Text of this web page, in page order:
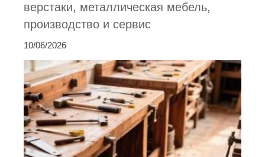
верстаки, металлическая мебель,
производство и сервис
10/06/2026